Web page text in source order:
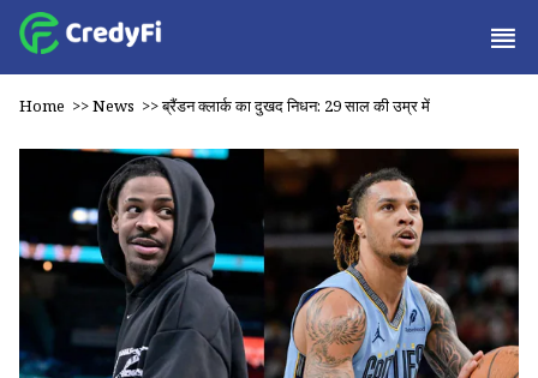
Home >>News >>ब्रैंडन क्लार्क का दुखद निधन: 29 साल की उम्र में